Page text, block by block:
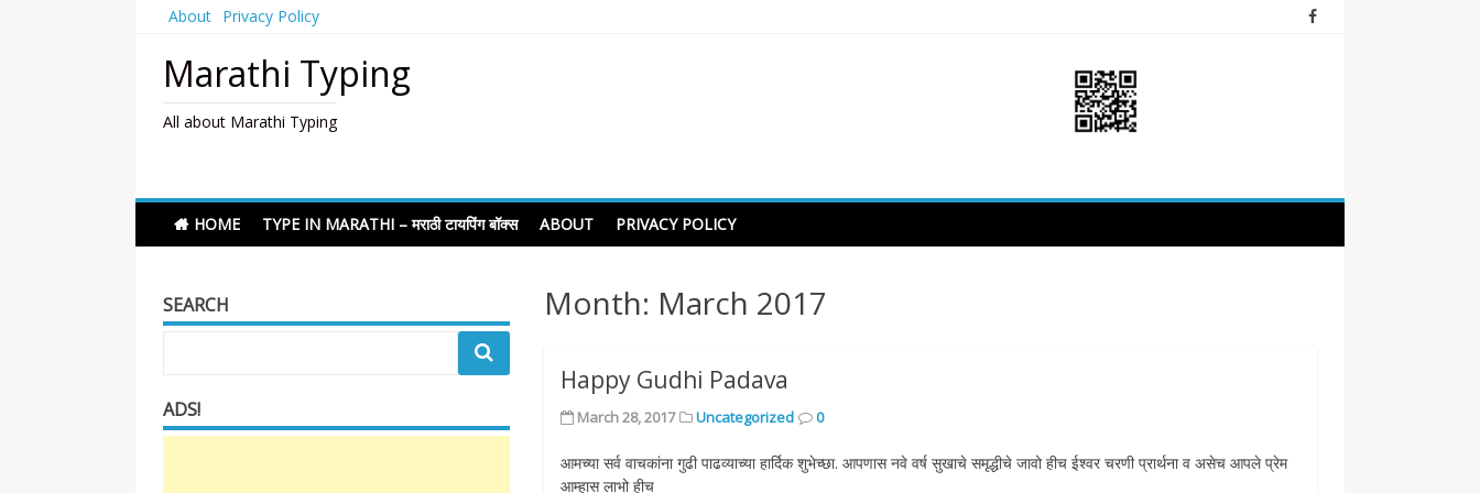
content
About Privacy Policy
Marathi Typing
All about Marathi Typing
HOME TYPE IN MARATHI – मराठी टायपिंग बॉक्स ABOUT PRIVACY POLICY
Month: March 2017
Happy Gudhi Padava
March 28, 2017 Uncategorized 0
आमच्या सर्व वाचकांना गुढी पाढव्याच्या हार्दिक शुभेच्छा. आपणास नवे वर्ष सुखाचे समृद्धीचे जावो हीच ईश्वर चरणी प्रार्थना व असेच आपले प्रेम
आम्हास लाभो हीच
SEARCH
ADS!